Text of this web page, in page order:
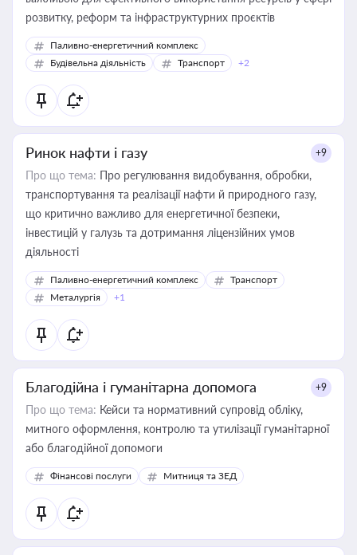
розвитку, реформ та інфраструктурних проєктів
Паливно-енергетичний комплекс
Будівельна діяльність
Транспорт +2
Ринок нафти і газу +9
Про що тема: Про регулювання видобування, обробки,
транспортування та реалізації нафти й природного газу,
що критично важливо для енергетичної безпеки,
інвестицій у галузь та дотримання ліцензійних умов
діяльності
Паливно-енергетичний комплекс
Транспорт
Металургія
+1
Благодійна і гуманітарна допомога +9
Про що тема: Кейси та нормативний супровід обліку,
митного оформлення, контролю та утилізації гуманітарної
або благодійної допомоги
Фінансові послуги Митниця та ЗЕД